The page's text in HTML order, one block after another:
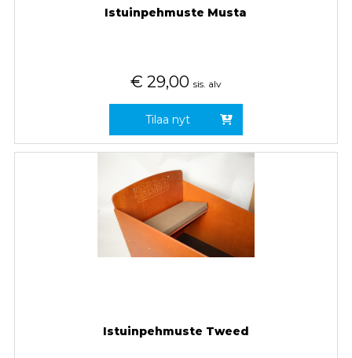
Istuinpehmuste Musta
€ 29,00 sis. alv
Tilaa nyt
Istuinpehmuste Tweed